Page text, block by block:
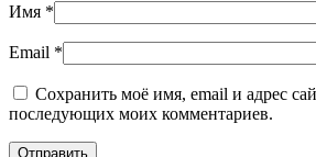
Имя *
Email *
Сохранить моё имя, email и адрес
последующих моих комментариев.